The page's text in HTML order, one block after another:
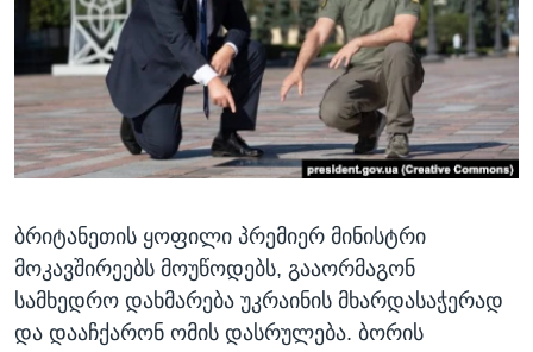
ᲡᲢᲣᲓᲘᲐ ᲕᲐᲨᲘᲜᲒᲢᲝᲜᲘ
ᲔᲙᲝᲜᲝᲛᲘᲙᲐ
ᲯᲐᲜᲛᲠᲗᲔᲚᲝᲑᲐ
ᲛᲔᲪᲜᲘᲔᲠᲔᲑᲐ
ᲘᲜᲢᲔᲠᲕᲘᲣ
ᲒᲐᲚᲘᲚᲔᲝ
ᲓᲔᲖᲘᲜᲤᲝᲠᲛᲐᲪᲘᲐ
Learning English
ᲗᲕᲐᲚᲘ ᲒᲕᲐᲓᲔᲕᲜᲔᲗ
ბრიტანეთის ყოფილი პრემიერ მინისტრი
მოკავშირეებს მოუწოდებს, გააორმაგონ
სამხედრო დახმარება უკრაინის მხარდასაჭერად
და დააჩქარონ ომის დასრულება. ბორის